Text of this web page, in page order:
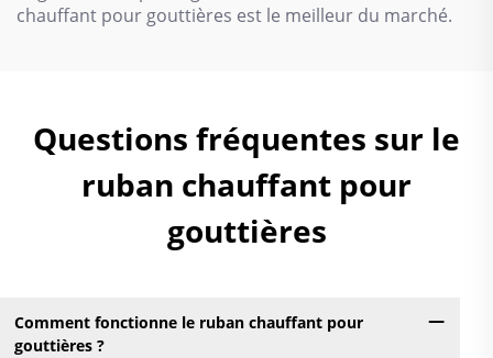
chauffant pour gouttières est le meilleur du marché.
Questions fréquentes sur le
ruban chauffant pour
gouttières
Comment fonctionne le ruban chauffant pour
gouttières ?